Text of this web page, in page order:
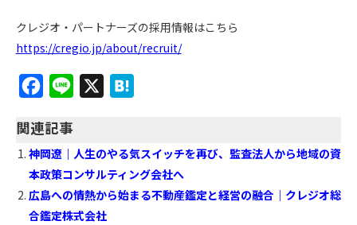
クレジオ・パートナーズの採用情報はこちら
https://cregio.jp/about/recruit/
c
e
b
o
e
e
n
a
関連記事
神岡遼｜人生のやる気スイッチを再び、監査法人から地域の資
本政策コンサルティング会社へ
広島への情熱から始まる不動産鑑定と経営の融合｜クレジオ総
合鑑定株式会社